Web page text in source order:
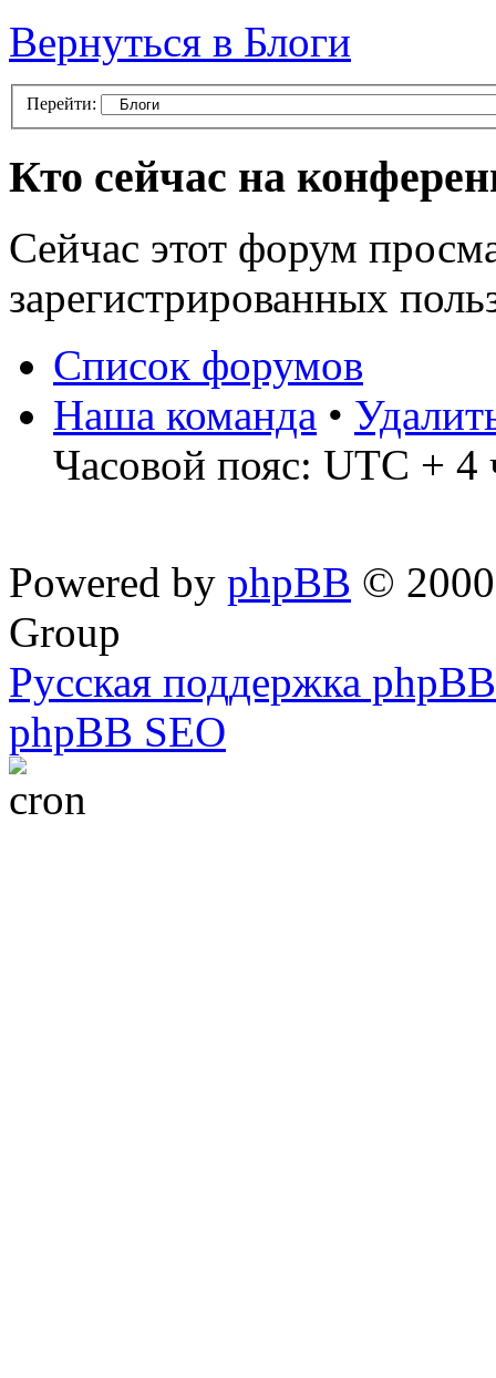
Вернуться в Блоги
Перейти:
Кто сейчас на
Сейчас этот форум
зарегистрированных
Список форумов
Наша команда •
Часовой пояс: UTC + 4
Powered by phpBB ©
Group
Русская поддержка phpBB
phpBB SEO